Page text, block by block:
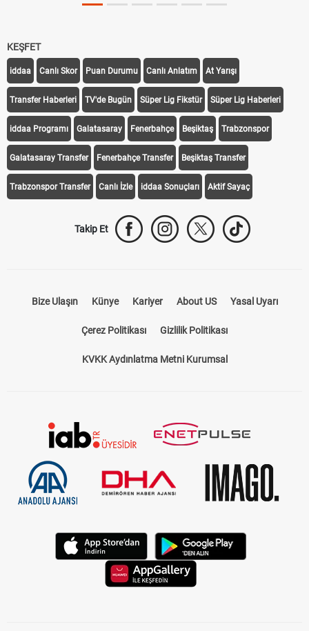
KEŞFET
iddaa Canlı Skor Puan Durumu Canlı Anlatım At Yarışı
Transfer Haberleri TV'de Bugün Süper Lig Fikstür Süper Lig Haberleri
iddaa Programı Galatasaray Fenerbahçe Beşiktaş Trabzonspor
Galatasaray Transfer Fenerbahçe Transfer Beşiktaş Transfer
Trabzonspor Transfer Canlı İzle iddaa Sonuçları Aktif Sayaç
Takip Et
Bize Ulaşın Künye Kariyer About US Yasal Uyarı
Çerez Politikası Gizlilik Politikası
KVKK Aydınlatma Metni Kurumsal